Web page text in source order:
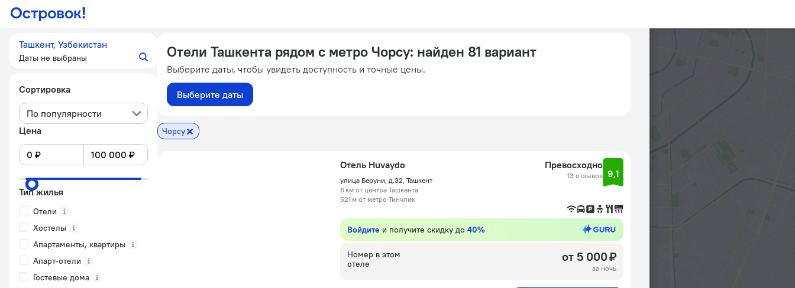
Ташкент, Узбекистан
Даты не выбраны
Сортировка
По популярности
Цена
Тип жилья
Отели
Хостелы
Апартаменты, квартиры
Апарт-отели
Гостевые дома
Отели Ташкента рядом с метро Чорсу: найден 81 вариант
Выберите даты, чтобы увидеть доступность и точные цены.
Выберите даты
Чорсу
Отель Huvaydo
улица Беруни, д.32, Ташкент
6 км от центра Ташкента
521 м от метро Тинчлик
Превосходно
13 отзывов 9,1
Войдите и получите скидку до 40%
Номер в этом
отеле
от 5 000 ₽
за ночь